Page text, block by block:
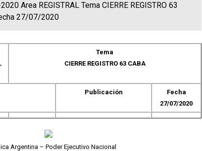
Area REGISTRAL Tema CIERRE REGISTRO 63
27/07/2020
Tema
CIERRE REGISTRO 63 CABA
Publicación
Fecha
27/07/2020
Argentina – Poder Ejecutivo Nacional